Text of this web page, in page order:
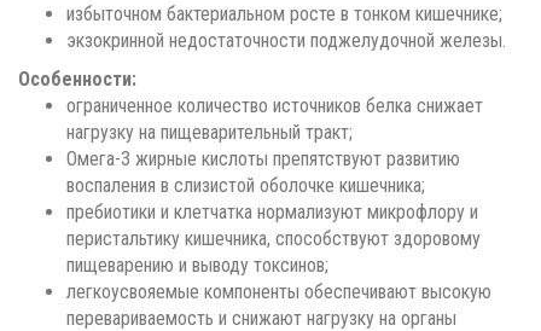
избыточном бактериальном росте в тонком кишечнике;
экзокринной недостаточности поджелудочной железы.
Особенности:
ограниченное количество источников белка снижает
нагрузку на пищеварительный тракт;
Омега-3 жирные кислоты препятствуют развитию
воспаления в слизистой оболочке кишечника;
пребиотики и клетчатка нормализуют микрофлору и
перистальтику кишечника, способствуют здоровому
пищеварению и выводу токсинов;
легкоусвояемые компоненты обеспечивают высокую
перевариваемость и снижают нагрузку на органы